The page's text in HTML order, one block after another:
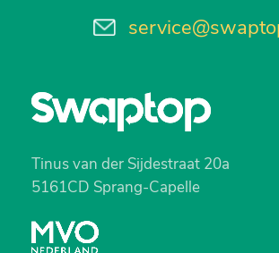
Tinus van der Sijdestraat 20a
5161CD Sprang-Capelle